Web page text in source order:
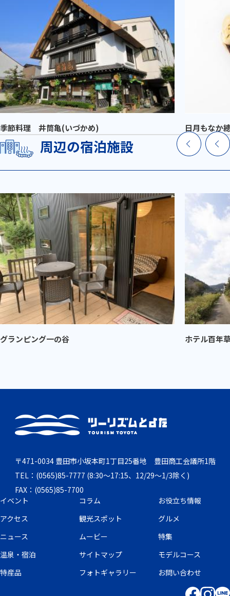
季節料理 井筒亀(いづかめ) 日月もなか
周辺の宿泊施設
グランピング一の谷 ホテル百年
〒471-0034 豊田市小坂本町1丁目25番地 豊田商工会議所1階
TEL：(0565)85-7777 (8:30～17:15、12/29～1/3除く)
FAX：(0565)85-7700
イベント
コラム
お役立ち情報
アクセス
観光スポット
グルメ
ニュース
ムービー
特集
温泉・宿泊
サイトマップ
モデルコース
特産品
フォトギャラリー お問い合わせ